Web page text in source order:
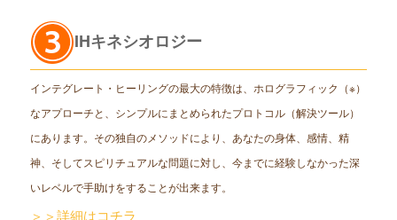
IHキネシオロジー
インテグレート・ヒーリングの最大の特徴は、ホログラフィック（※）
なアプローチと、シンプルにまとめられたプロトコル（解決ツール）
にあります。その独自のメソッドにより、あなたの身体、感情、精
神、そしてスピリチュアルな問題に対し、今までに経験しなかった深
いレベルで手助けをすることが出来ます。
＞＞詳細はコチラ